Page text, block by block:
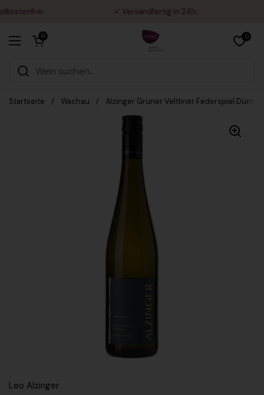
Zum Inhalt springen ✓ Versandfertig in 24h
Menü öffnen
0
Warenkorb öffnen
0
Startseite / Wachau / Alzinger Grüner Veltliner Federspiel
Leo Alzinger